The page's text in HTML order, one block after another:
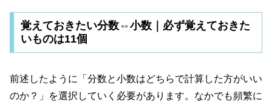
覚えておきたい分数⇔小数｜必ず覚えておきた
いものは11個
前述したように「分数と小数はどちらで計算した方がいい
のか？」を選択していく必要があります。なかでも頻繁に